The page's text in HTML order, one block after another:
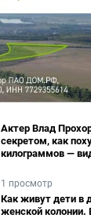
Актер Влад
секретом, как
килограммов —
1 просмотр
Как живут дети в
женской колонии.